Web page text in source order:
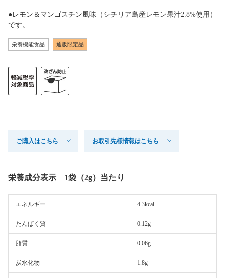
●レモン＆マンゴスチン風味（シチリア島産レモン果汁2.8%使用）
です。
栄養機能食品 通販限定品
ご購入はこちら お取引先様情報はこちら
栄養成分表示 1袋（2g）当たり
エネルギー 4.3kcal
たんぱく質 0.12g
脂質 0.06g
炭水化物 1.8g